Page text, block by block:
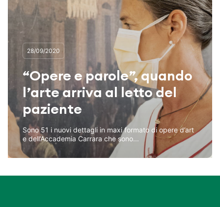
28/09/2020
“Opere e parole”, quando
l’arte arriva al letto del
paziente
Sono 51 i nuovi dettagli in maxi formato di opere d’art
e dell’Accademia Carrara che sono...